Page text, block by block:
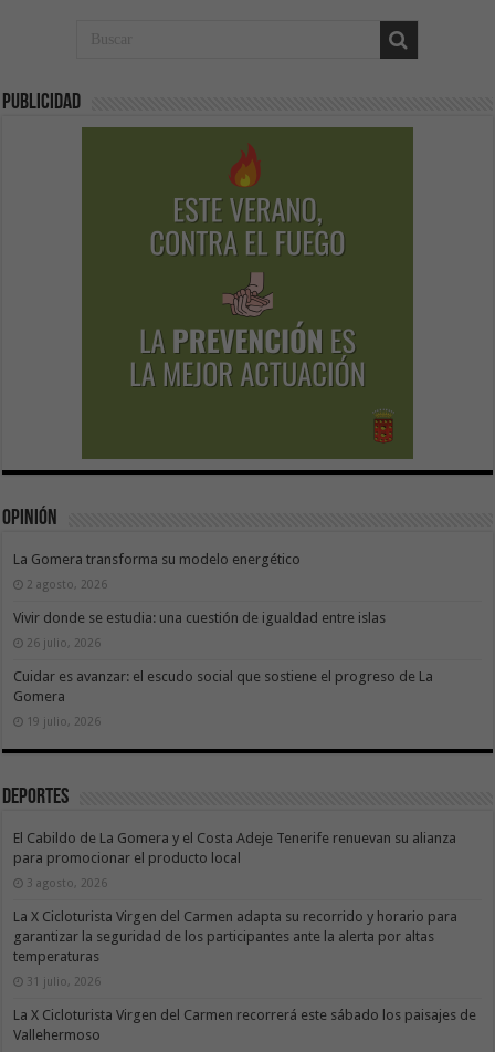
Publicidad
Opinión
La Gomera transforma su modelo energético
2 agosto, 2026
Vivir donde se estudia: una cuestión de igualdad entre islas
26 julio, 2026
Cuidar es avanzar: el escudo social que sostiene el progreso de La
Gomera
19 julio, 2026
Deportes
El Cabildo de La Gomera y el Costa Adeje Tenerife renuevan su alianza
para promocionar el producto local
3 agosto, 2026
La X Cicloturista Virgen del Carmen adapta su recorrido y horario para
garantizar la seguridad de los participantes ante la alerta por altas
temperaturas
31 julio, 2026
La X Cicloturista Virgen del Carmen recorrerá este sábado los paisajes de
Vallehermoso